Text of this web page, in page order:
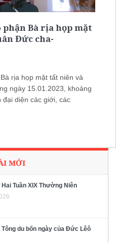
phận Bà rịa họp mặt
Đức cha-
rịa họp mặt tất niên và
ngày 15.01.2023, khoảng
đại diện các giới, các
MỚI
Tuần XIX Thường Niên
du bốn ngày của Đức Lêô